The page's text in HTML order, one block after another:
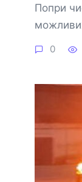
Попри
0